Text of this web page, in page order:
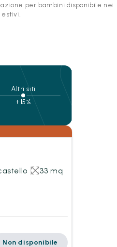
per bambini disponibile nei
Altri siti
+15%
33 mq
Non disponibile